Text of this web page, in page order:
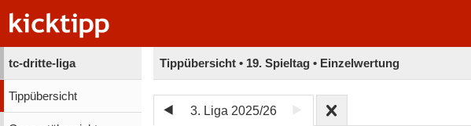
tc-dritte-liga
Tippübersicht
Tippübersicht • 19. Spieltag • Einzelwertung
3. Liga 2025/26